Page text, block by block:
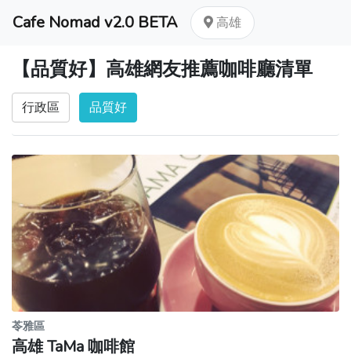
Cafe Nomad v2.0 BETA 高雄
【品質好】高雄網友推薦咖啡廳清單
行政區 品質好
苓雅區
高雄 TaMa 咖啡館